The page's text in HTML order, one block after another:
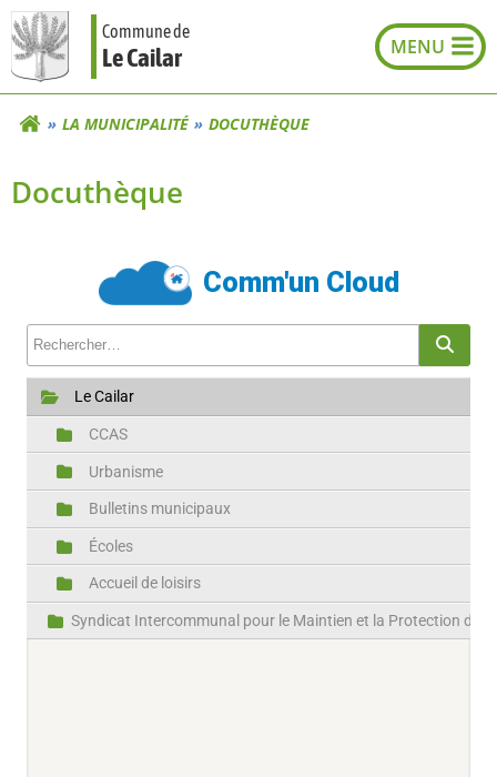
Aller
au
contenu
Commune de
Le Cailar
LA MUNICIPALITÉ DOCUTHÈQUE
Docuthèque
Comm'un Cloud
Rechercher un fichier
Le Cailar
CCAS
Urbanisme
Bulletins municipaux
Écoles
Accueil de loisirs
Syndicat Intercommunal pour le Maintien et la Protection des